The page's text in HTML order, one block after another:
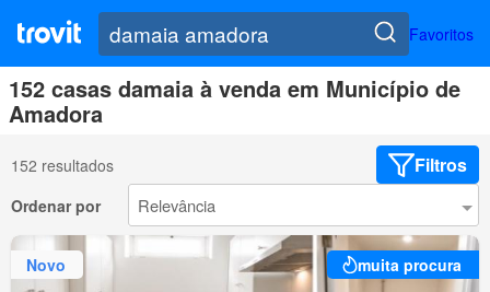
Favoritos
152 casas damaia à venda em Município de
Amadora
152 resultados Filtros
Ordenar por
Novo muita procura